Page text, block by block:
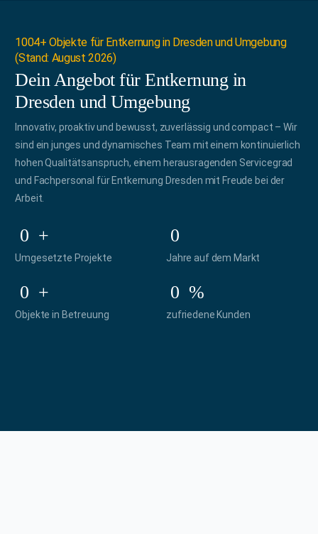
1004+ Objekte für Entkernung in Dresden und Umgebung
(Stand: August 2026)
Dein Angebot für Entkernung in
Dresden und Umgebung
Innovativ, proaktiv und bewusst, zuverlässig und compact – Wir
sind ein junges und dynamisches Team mit einem kontinuierlich
hohen Qualitätsanspruch, einem herausragenden Servicegrad
und Fachpersonal für Entkernung Dresden mit Freude bei der
Arbeit.
0 +
Umgesetzte Projekte
0
Jahre auf dem Markt
0 +
Objekte in Betreuung
0 %
zufriedene Kunden